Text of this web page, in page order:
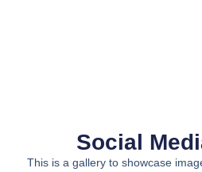
Social
This is a gallery to showcase